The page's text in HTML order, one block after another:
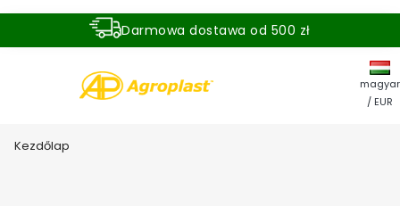
Darmowa dostawa od 500 zł
magyar
/ EUR
Kezdőlap